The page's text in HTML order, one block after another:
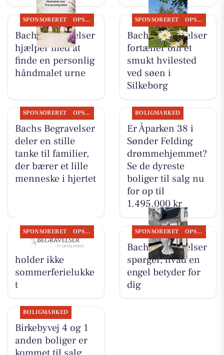
SPONSORERET OPSLAGSTAVLEN
Bachs Begravelser
hjælper med at
finde en personlig
håndmalet urne
SPONSORERET OPSLAGSTAVLEN
Bachs Begravelser
fortæller om et
smukt hvilested
ved søen i
Silkeborg
SPONSORERET OPSLAGSTAVLEN
Bachs Begravelser
deler en stille
tanke til familier,
der bærer et lille
menneske i hjertet
BOLIGMARKED
Er Åparken 38 i
Sønder Felding
drømmehjemmet?
Se de dyreste
boliger til salg nu
for op til
1.495.000 kr
SPONSORERET OPSLAGSTAVLEN
Bachs Begravelser
holder ikke
sommerferielukke
t
SPONSORERET OPSLAGSTAVLEN
Bachs Begravelser
spørger, hvad en
engel betyder for
dig
BOLIGMARKED
Birkebyvej 4 og 1
anden boliger er